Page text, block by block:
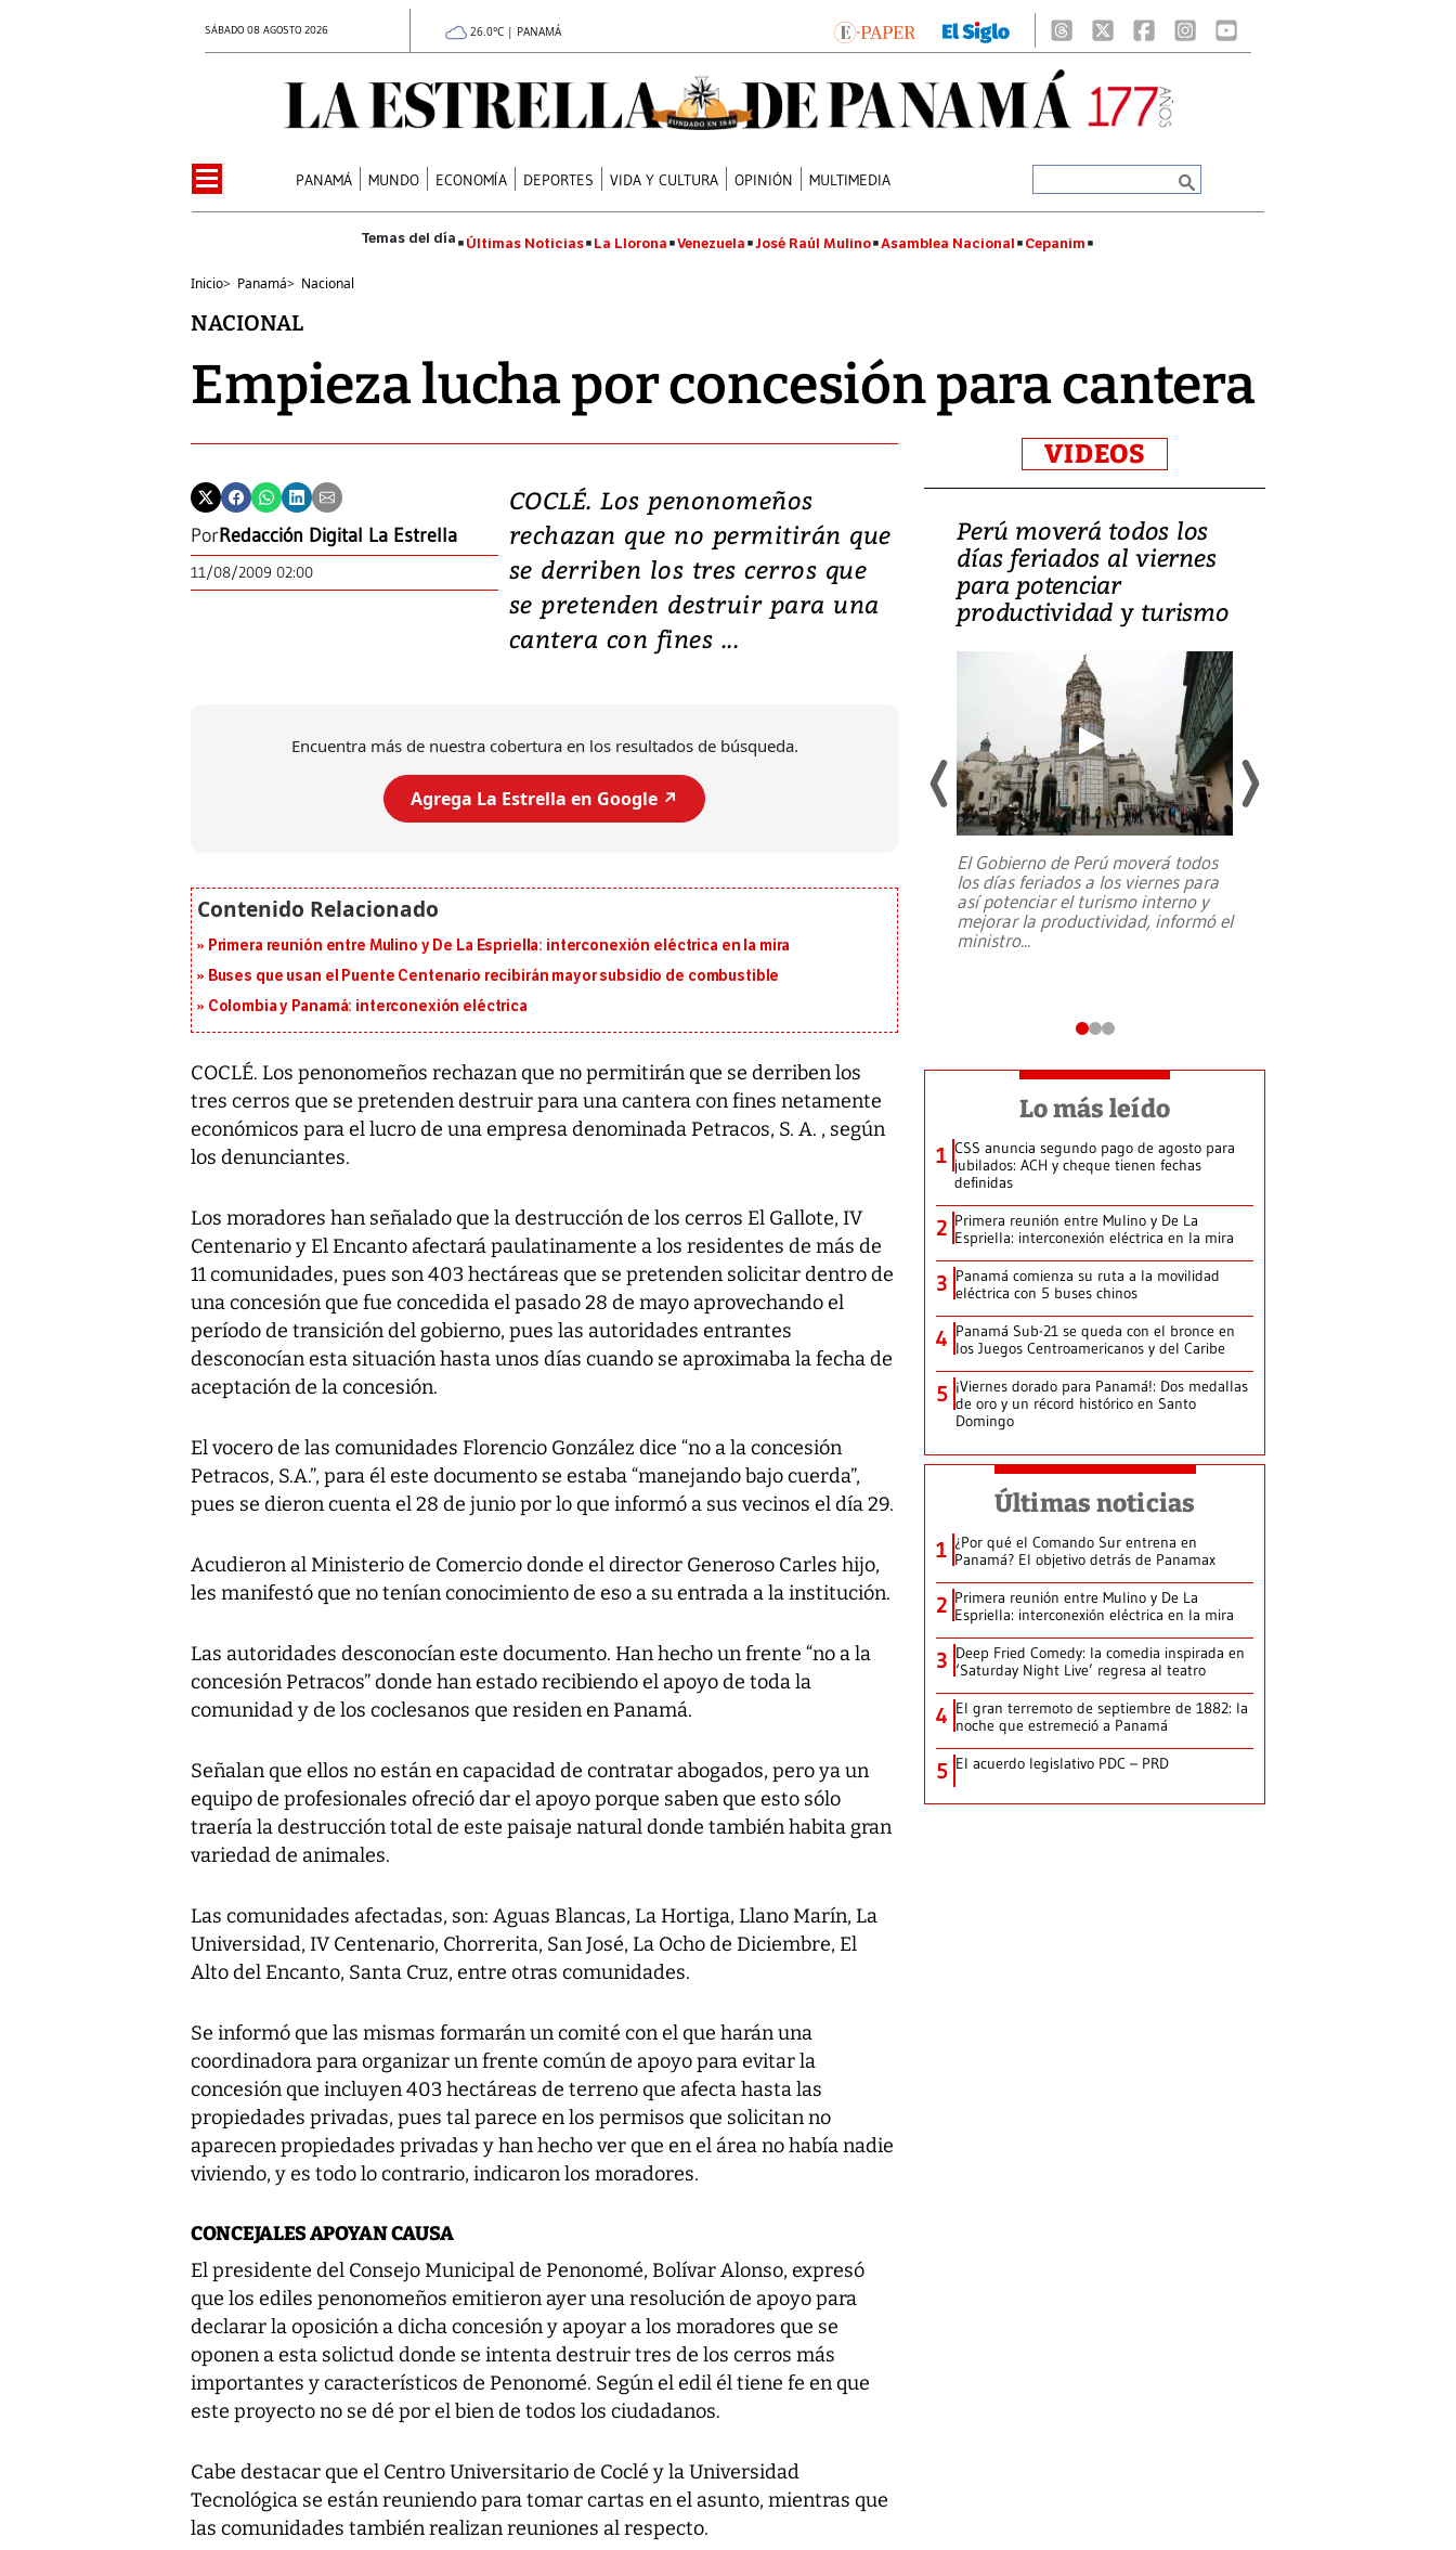
SÁBADO 08 AGOSTO 2026 26.0°C | PANAMÁ
PANAMÁ MUNDO ECONOMÍA DEPORTES VIDA Y CULTURA OPINIÓN MULTIMEDIA
Últimas Noticias La Llorona Venezuela José Raúl Mulino Asamblea Nacional Cepanim
Inicio> Panamá> Nacional
NACIONAL
Empieza lucha por concesión para cantera
PorRedacción Digital La Estrella
11/08/2009 02:00
COCLÉ. Los penonomeños
rechazan que no permitirán que
se derriben los tres cerros que
se pretenden destruir para una
cantera con fines ...
Encuentra más de nuestra cobertura en los resultados de búsqueda.
Agrega La Estrella en Google ↗️
Primera reunión entre Mulino y De La Espriella: interconexión eléctrica en la mira
Buses que usan el Puente Centenario recibirán mayor subsidio de combustible
Colombia y Panamá: interconexión eléctrica
COCLÉ. Los penonomeños rechazan que no permitirán que se derriben los
tres cerros que se pretenden destruir para una cantera con fines netamente
económicos para el lucro de una empresa denominada Petracos, S. A. , según
los denunciantes.
Los moradores han señalado que la destrucción de los cerros El Gallote, IV
Centenario y El Encanto afectará paulatinamente a los residentes de más de
11 comunidades, pues son 403 hectáreas que se pretenden solicitar dentro de
una concesión que fue concedida el pasado 28 de mayo aprovechando el
período de transición del gobierno, pues las autoridades entrantes
desconocían esta situación hasta unos días cuando se aproximaba la fecha de
aceptación de la concesión.
El vocero de las comunidades Florencio González dice “no a la concesión
Petracos, S.A.”, para él este documento se estaba “manejando bajo cuerda”,
pues se dieron cuenta el 28 de junio por lo que informó a sus vecinos el día 29.
Acudieron al Ministerio de Comercio donde el director Generoso Carles hijo,
les manifestó que no tenían conocimiento de eso a su entrada a la institución.
Las autoridades desconocían este documento. Han hecho un frente “no a la
concesión Petracos” donde han estado recibiendo el apoyo de toda la
comunidad y de los coclesanos que residen en Panamá.
Señalan que ellos no están en capacidad de contratar abogados, pero ya un
equipo de profesionales ofreció dar el apoyo porque saben que esto sólo
traería la destrucción total de este paisaje natural donde también habita gran
variedad de animales.
Las comunidades afectadas, son: Aguas Blancas, La Hortiga, Llano Marín, La
Universidad, IV Centenario, Chorrerita, San José, La Ocho de Diciembre, El
Alto del Encanto, Santa Cruz, entre otras comunidades.
Se informó que las mismas formarán un comité con el que harán una
coordinadora para organizar un frente común de apoyo para evitar la
concesión que incluyen 403 hectáreas de terreno que afecta hasta las
propiedades privadas, pues tal parece en los permisos que solicitan no
aparecen propiedades privadas y han hecho ver que en el área no había nadie
viviendo, y es todo lo contrario, indicaron los moradores.
CONCEJALES APOYAN CAUSA
El presidente del Consejo Municipal de Penonomé, Bolívar Alonso, expresó
que los ediles penonomeños emitieron ayer una resolución de apoyo para
declarar la oposición a dicha concesión y apoyar a los moradores que se
oponen a esta solictud donde se intenta destruir tres de los cerros más
importantes y característicos de Penonomé. Según el edil él tiene fe en que
este proyecto no se dé por el bien de todos los ciudadanos.
Cabe destacar que el Centro Universitario de Coclé y la Universidad
Tecnológica se están reuniendo para tomar cartas en el asunto, mientras que
las comunidades también realizan reuniones al respecto.
VIDEOS
Video: Lula lanza su
candidatura con
promesas de inversión
en defensa, educación y
tierras raras
Entre recuerdos y escuetas
da Silva, oficializó este domingo su
candidatura...
Perú moverá todos los
días feriados al viernes
para potenciar
productividad y turismo
El Gobierno de Perú moverá todos
los días feriados a los viernes para
así potenciar el turismo interno y
mejorar la productividad, informó el
ministro...
Lo más leído
1 CSS anuncia segundo pago de agosto para
jubilados: ACH y cheque tienen fechas
definidas
2 Primera reunión entre Mulino y De La
Espriella: interconexión eléctrica en la mira
3 Panamá comienza su ruta a la movilidad
eléctrica con 5 buses chinos
4 Panamá Sub-21 se queda con el bronce en
los Juegos Centroamericanos y del Caribe
5 ¡Viernes dorado para Panamá!: Dos medallas
de oro y un récord histórico en Santo
Domingo
Últimas noticias
1 ¿Por qué el Comando Sur entrena en
Panamá? El objetivo detrás de Panamax
2 Primera reunión entre Mulino y De La
Espriella: interconexión eléctrica en la mira
3 Deep Fried Comedy: la comedia inspirada en
‘Saturday Night Live’ regresa al teatro
4 El gran terremoto de septiembre de 1882: la
noche que estremeció a Panamá
5 El acuerdo legislativo PDC – PRD